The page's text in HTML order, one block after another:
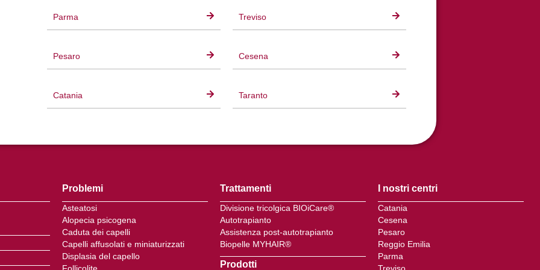
Parma Treviso
Pesaro Cesena
Catania Taranto
Problemi
Asteatosi
Alopecia psicogena
Caduta dei capelli
Capelli affusolati e miniaturizzati
Displasia del capello
Follicolite
Trattamenti
Divisione tricolgica BIOiCare®
Autotrapianto
Assistenza post-autotrapianto
Biopelle MYHAIR®
Prodotti
I nostri centri
Catania
Cesena
Pesaro
Reggio Emilia
Parma
Treviso